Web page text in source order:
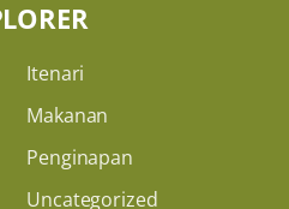
Itenari
Makanan
Penginapan
Uncategorized